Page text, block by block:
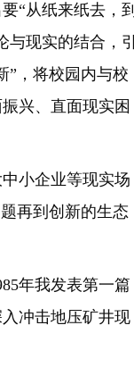
“从纸来纸去，到
现实的结合，引
”，将校园内与校
兴、直面现实困
小企业等现实场
再到创新的生态
年我发表第一篇
冲击地压矿井现